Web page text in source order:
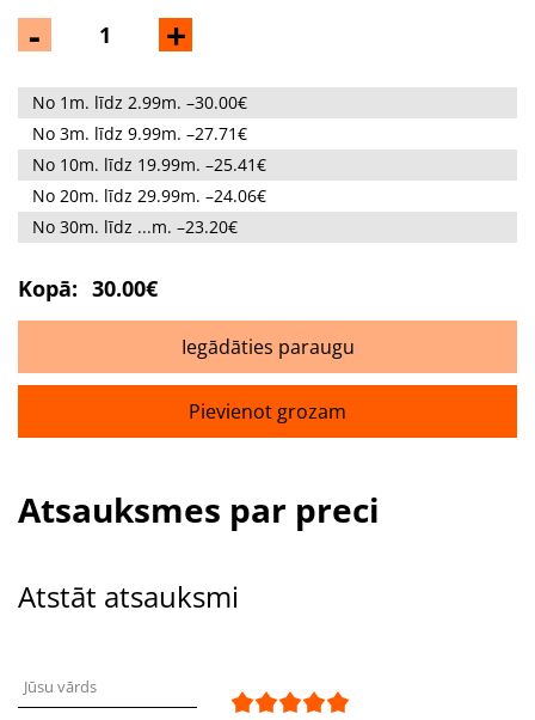
- +
No 1m. līdz 2.99m. –30.00€
No 3m. līdz 9.99m. –27.71€
No 10m. līdz 19.99m. –25.41€
No 20m. līdz 29.99m. –24.06€
No 30m. līdz ...m. –23.20€
Kopā: 30.00€
Iegādāties paraugu
Pievienot grozam
Atsauksmes par preci
Atstāt atsauksmi
Jūsu vārds